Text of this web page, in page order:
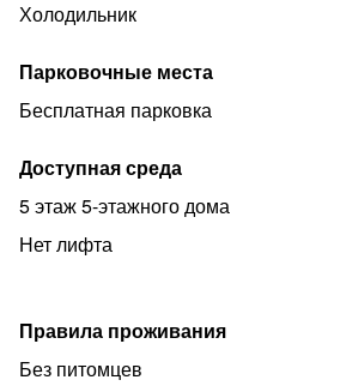
количестве гостей, цена
сутки за каждого гостя
суточного проживания.
Заселение после 15:00, выезд до
Бесконтактный заезд/выезд в
Холодильник
Парковочные места
Бесплатная парковка
Доступная среда
5 этаж 5-этажного дома
Нет лифта
Правила проживания
Без питомцев